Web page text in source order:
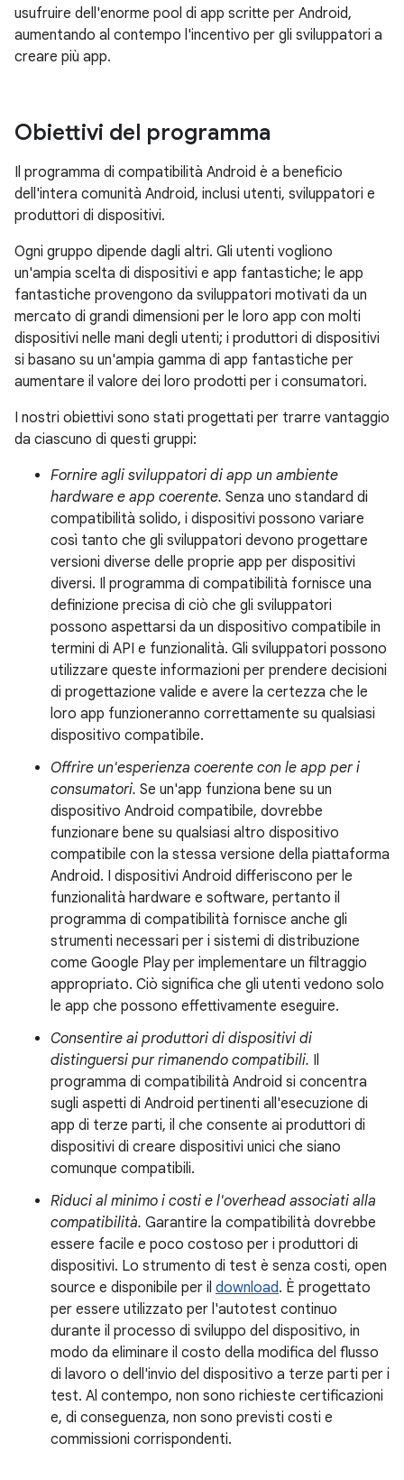
usufruire dell'enorme pool di app scritte per Android,
aumentando al contempo l'incentivo per gli sviluppatori a
creare più app.
Obiettivi del programma
Il programma di compatibilità Android è a beneficio
dell'intera comunità Android, inclusi utenti, sviluppatori e
produttori di dispositivi.
Ogni gruppo dipende dagli altri. Gli utenti vogliono
un'ampia scelta di dispositivi e app fantastiche; le app
fantastiche provengono da sviluppatori motivati da un
mercato di grandi dimensioni per le loro app con molti
dispositivi nelle mani degli utenti; i produttori di dispositivi
si basano su un'ampia gamma di app fantastiche per
aumentare il valore dei loro prodotti per i consumatori.
I nostri obiettivi sono stati progettati per trarre vantaggio
da ciascuno di questi gruppi:
Fornire agli sviluppatori di app un ambiente
hardware e app coerente. Senza uno standard di
compatibilità solido, i dispositivi possono variare
così tanto che gli sviluppatori devono progettare
versioni diverse delle proprie app per dispositivi
diversi. Il programma di compatibilità fornisce una
definizione precisa di ciò che gli sviluppatori
possono aspettarsi da un dispositivo compatibile in
termini di API e funzionalità. Gli sviluppatori possono
utilizzare queste informazioni per prendere decisioni
di progettazione valide e avere la certezza che le
loro app funzioneranno correttamente su qualsiasi
dispositivo compatibile.
Offrire un'esperienza coerente con le app per i
consumatori. Se un'app funziona bene su un
dispositivo Android compatibile, dovrebbe
funzionare bene su qualsiasi altro dispositivo
compatibile con la stessa versione della piattaforma
Android. I dispositivi Android differiscono per le
funzionalità hardware e software, pertanto il
programma di compatibilità fornisce anche gli
strumenti necessari per i sistemi di distribuzione
come Google Play per implementare un filtraggio
appropriato. Ciò significa che gli utenti vedono solo
le app che possono effettivamente eseguire.
Consentire ai produttori di dispositivi di
distinguersi pur rimanendo compatibili. Il
programma di compatibilità Android si concentra
sugli aspetti di Android pertinenti all'esecuzione di
app di terze parti, il che consente ai produttori di
dispositivi di creare dispositivi unici che siano
comunque compatibili.
Riduci al minimo i costi e l'overhead associati alla
compatibilità. Garantire la compatibilità dovrebbe
essere facile e poco costoso per i produttori di
dispositivi. Lo strumento di test è senza costi, open
source e disponibile per il download. È progettato
per essere utilizzato per l'autotest continuo
durante il processo di sviluppo del dispositivo, in
modo da eliminare il costo della modifica del flusso
di lavoro o dell'invio del dispositivo a terze parti per i
test. Al contempo, non sono richieste certificazioni
e, di conseguenza, non sono previsti costi e
commissioni corrispondenti.